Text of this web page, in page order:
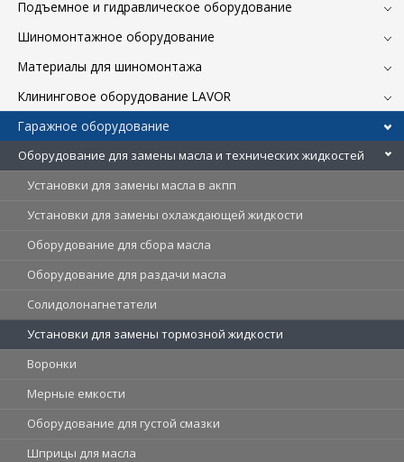
Подъемное и гидравлическое оборудование
Шиномонтажное оборудование
Материалы для шиномонтажа
Клининговое оборудование LAVOR
Гаражное оборудование
Оборудование для замены масла и технических жидкостей
Установки для замены масла в акпп
Установки для замены охлаждающей жидкости
Оборудование для сбора масла
Оборудование для раздачи масла
Солидолонагнетатели
Установки для замены тормозной жидкости
Воронки
Мерные емкости
Оборудование для густой смазки
Шприцы для масла